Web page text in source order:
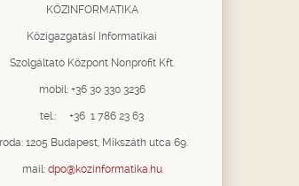
KÖZINFORMATIKA
Közigazgatási Informatikai
Szolgáltató Központ Nonprofit Kft.
mobil: +36 30 330 3236
tel.: +36 1 786 23 63
1205 Budapest, Mikszáth utca 69.
mail: dpo@kozinformatika.hu